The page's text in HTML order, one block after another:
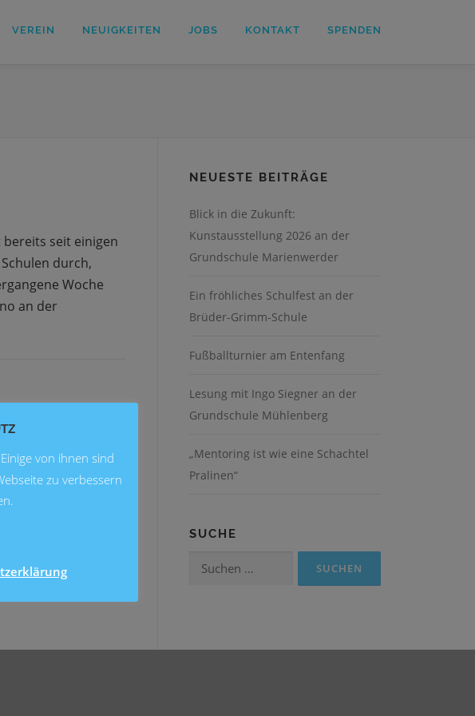
VEREIN NEUIGKEITEN JOBS KONTAKT SPENDEN
seit einigen
durch,
Woche
an der
Tier“ hat die
in der
durchgeführt.
NEUESTE BEITRÄGE
Blick in die Zukunft:
Kunstausstellung 2026 an der
Grundschule Marienwerder
Ein fröhliches Schulfest an der
Brüder-Grimm-Schule
Fußballturnier am Entenfang
Lesung mit Ingo Siegner an der
Grundschule Mühlenberg
„Mentoring ist wie eine Schachtel
Pralinen“
SUCHE
Suchen
von ihnen sind
zu verbessern